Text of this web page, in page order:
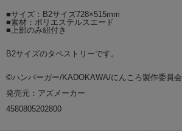
■サイズ：B2サイズ728×515mm
■素材：ポリエステルスエード
■上部のみ紐付き
B2サイズのタペストリーです。
©ハンバーガー/KADOKAWA/にんころ製作委員会
発売元：アズメーカー
4580805202800